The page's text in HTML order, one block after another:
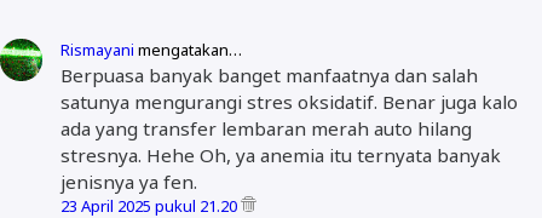
Rismayani mengatakan…
Berpuasa banyak banget manfaatnya dan salah
satunya mengurangi stres oksidatif. Benar juga kalo
ada yang transfer lembaran merah auto hilang
stresnya. Hehe Oh, ya anemia itu ternyata banyak
jenisnya ya fen.
23 April 2025 pukul 21.20